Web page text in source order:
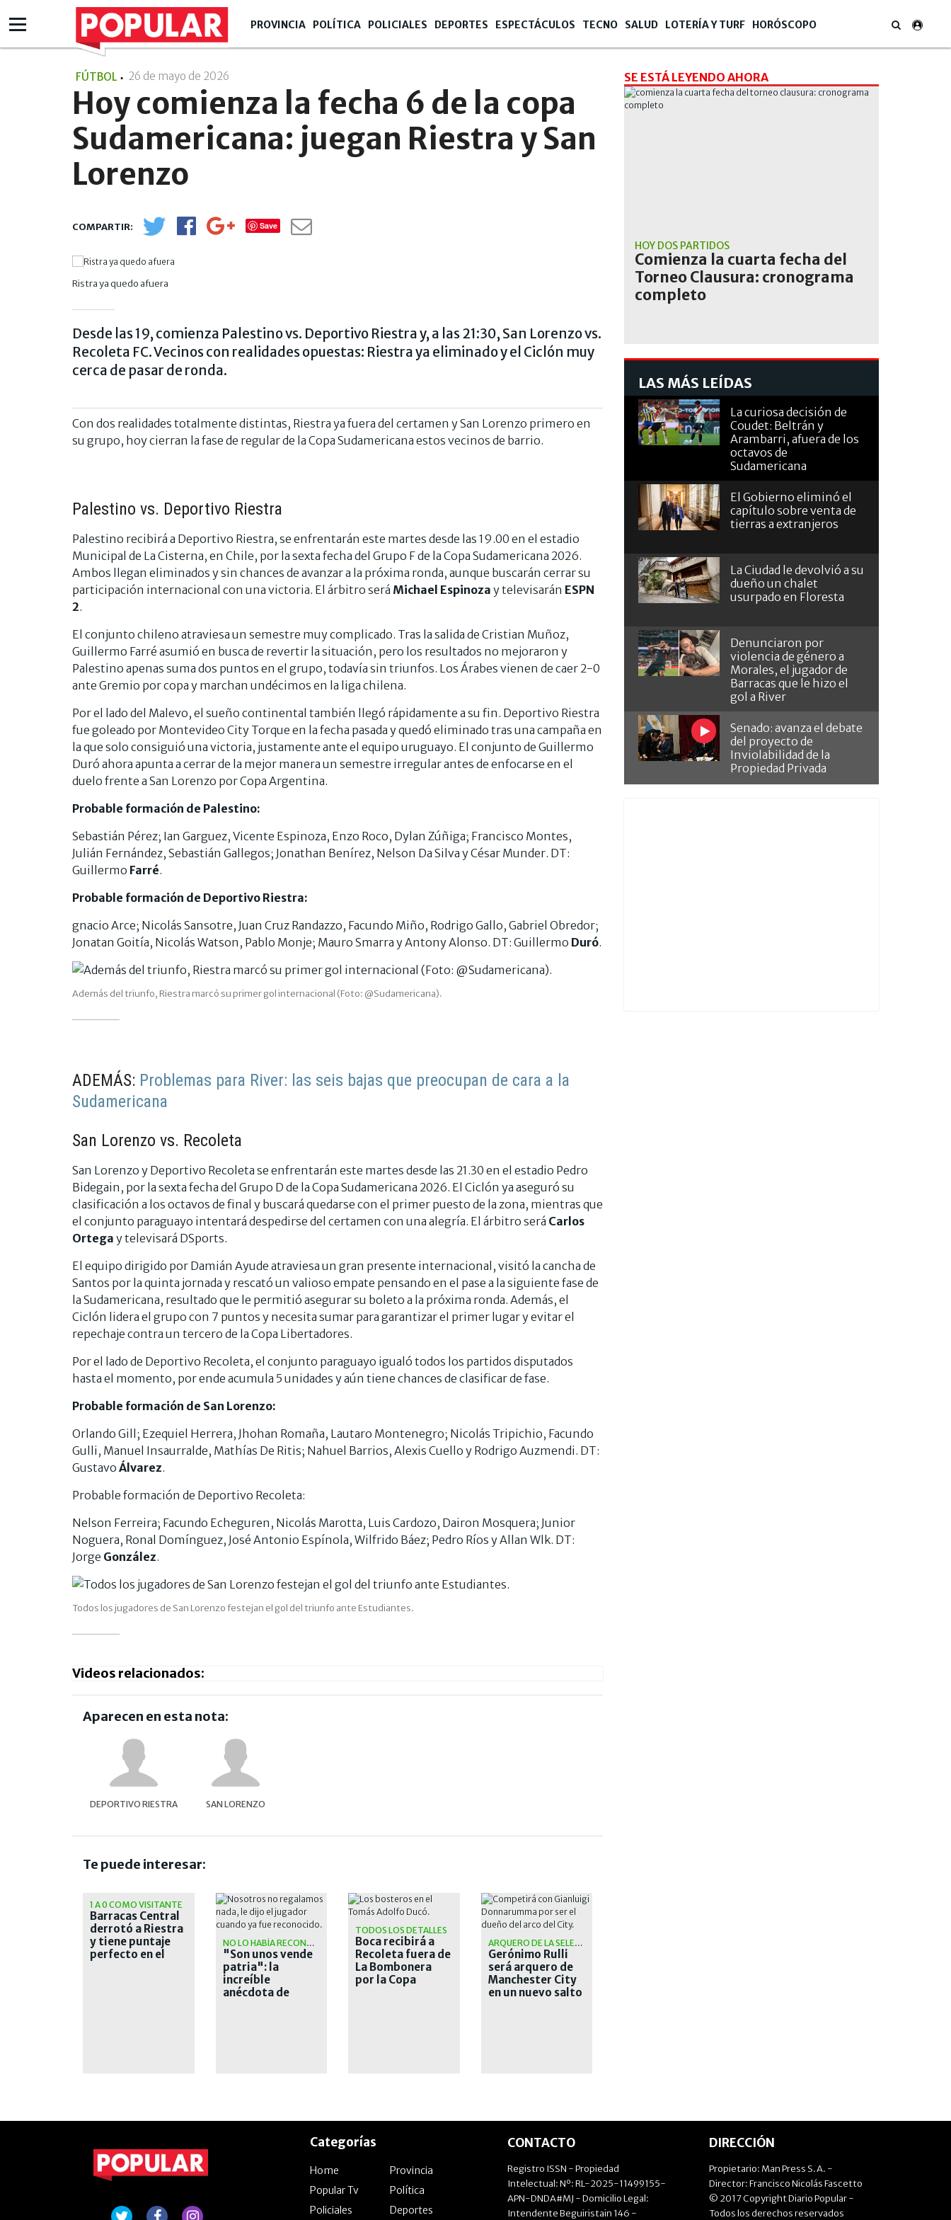
PROVINCIA POLÍTICA POLICIALES DEPORTES ESPECTÁCULOS TECNO SALUD LOTERÍA Y TURF HORÓSCOPO
FÚTBOL 26 de mayo de 2026
Hoy comienza la fecha 6 de la copa
Sudamericana: juegan Riestra y San
Lorenzo
Save
Ristra ya quedo afuera
Desde las 19, comienza Palestino vs. Deportivo Riestra y, a las 21:30, San Lorenzo vs.
Recoleta FC. Vecinos con realidades opuestas: Riestra ya eliminado y el Ciclón muy
cerca de pasar de ronda.
Con dos realidades totalmente distintas, Riestra ya fuera del certamen y San Lorenzo primero en
su grupo, hoy cierran la fase de regular de la Copa Sudamericana estos vecinos de barrio.
Palestino vs. Deportivo Riestra
Palestino recibirá a Deportivo Riestra, se enfrentarán este martes desde las 19.00 en el estadio
Municipal de La Cisterna, en Chile, por la sexta fecha del Grupo F de la Copa Sudamericana 2026.
Ambos llegan eliminados y sin chances de avanzar a la próxima ronda, aunque buscarán cerrar su
participación internacional con una victoria. El árbitro será Michael Espinoza y televisarán ESPN
2.
El conjunto chileno atraviesa un semestre muy complicado. Tras la salida de Cristian Muñoz,
Guillermo Farré asumió en busca de revertir la situación, pero los resultados no mejoraron y
Palestino apenas suma dos puntos en el grupo, todavía sin triunfos. Los Árabes vienen de caer 2-0
ante Gremio por copa y marchan undécimos en la liga chilena.
Por el lado del Malevo, el sueño continental también llegó rápidamente a su fin. Deportivo Riestra
fue goleado por Montevideo City Torque en la fecha pasada y quedó eliminado tras una campaña en
la que solo consiguió una victoria, justamente ante el equipo uruguayo. El conjunto de Guillermo
Duró ahora apunta a cerrar de la mejor manera un semestre irregular antes de enfocarse en el
duelo frente a San Lorenzo por Copa Argentina.
Probable formación de Palestino:
Sebastián Pérez; Ian Garguez, Vicente Espinoza, Enzo Roco, Dylan Zúñiga; Francisco Montes,
Julián Fernández, Sebastián Gallegos; Jonathan Benírez, Nelson Da Silva y César Munder. DT:
Guillermo Farré.
Probable formación de Deportivo Riestra:
gnacio Arce; Nicolás Sansotre, Juan Cruz Randazzo, Facundo Miño, Rodrigo Gallo, Gabriel Obredor;
Jonatan Goitía, Nicolás Watson, Pablo Monje; Mauro Smarra y Antony Alonso. DT: Guillermo Duró.
Además del triunfo, Riestra marcó su primer gol internacional (Foto: @Sudamericana).
ADEMÁS: Problemas para River: las seis bajas que preocupan de cara a la
Sudamericana
San Lorenzo vs. Recoleta
San Lorenzo y Deportivo Recoleta se enfrentarán este martes desde las 21.30 en el estadio Pedro
Bidegain, por la sexta fecha del Grupo D de la Copa Sudamericana 2026. El Ciclón ya aseguró su
clasificación a los octavos de final y buscará quedarse con el primer puesto de la zona, mientras que
el conjunto paraguayo intentará despedirse del certamen con una alegría. El árbitro será Carlos
Ortega y televisará DSports.
El equipo dirigido por Damián Ayude atraviesa un gran presente internacional, visitó la cancha de
Santos por la quinta jornada y rescató un valioso empate pensando en el pase a la siguiente fase de
la Sudamericana, resultado que le permitió asegurar su boleto a la próxima ronda. Además, el
Ciclón lidera el grupo con 7 puntos y necesita sumar para garantizar el primer lugar y evitar el
repechaje contra un tercero de la Copa Libertadores.
Por el lado de Deportivo Recoleta, el conjunto paraguayo igualó todos los partidos disputados
hasta el momento, por ende acumula 5 unidades y aún tiene chances de clasificar de fase.
Probable formación de San Lorenzo:
Orlando Gill; Ezequiel Herrera, Jhohan Romaña, Lautaro Montenegro; Nicolás Tripichio, Facundo
Gulli, Manuel Insaurralde, Mathías De Ritis; Nahuel Barrios, Alexis Cuello y Rodrigo Auzmendi. DT:
Gustavo Álvarez.
Probable formación de Deportivo Recoleta:
Nelson Ferreira; Facundo Echeguren, Nicolás Marotta, Luis Cardozo, Dairon Mosquera; Junior
Noguera, Ronal Domínguez, José Antonio Espínola, Wilfrido Báez; Pedro Ríos y Allan Wlk. DT:
Jorge González.
Todos los jugadores de San Lorenzo festejan el gol del triunfo ante Estudiantes.
Videos relacionados:
Aparecen en esta nota:
DEPORTIVO RIESTRA SAN LORENZO
Te puede interesar:
1 A 0 COMO VISITANTE
Barracas Central
derrotó a Riestra
y tiene puntaje
perfecto en el
NO LO HABÍA RECONOCIDO
"Son unos vende
patria": la
increíble
anécdota de
TODOS LOS DETALLES
Boca recibirá a
Recoleta fuera de
La Bombonera
por la Copa
ARQUERO DE LA SELECCIÓN
Gerónimo Rulli
será arquero de
Manchester City
en un nuevo salto
SE ESTÁ LEYENDO AHORA
HOY DOS PARTIDOS
Comienza la cuarta fecha del
Torneo Clausura: cronograma
completo
LAS MÁS LEÍDAS
La curiosa decisión de
Coudet: Beltrán y
Arambarri, afuera de los
octavos de
Sudamericana
El Gobierno eliminó el
capítulo sobre venta de
tierras a extranjeros
La Ciudad le devolvió a su
dueño un chalet
usurpado en Floresta
Denunciaron por
violencia de género a
Morales, el jugador de
Barracas que le hizo el
gol a River
Senado: avanza el debate
del proyecto de
Inviolabilidad de la
Propiedad Privada
Categorías
Home
Provincia
Popular Tv
Política
Policiales
Deportes
CONTACTO
Registro ISSN - Propiedad
Intelectual: Nº: RL-2025-11499155-
APN-DNDA#MJ - Domicilio Legal:
Intendente Beguiristain 146 -
DIRECCIÓN
Propietario: Man Press S.A. -
Director: Francisco Nicolás Fascetto
© 2017 Copyright Diario Popular -
Todos los derechos reservados